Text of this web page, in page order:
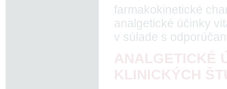
farmakokinetické
analgetické účinky
v súlade s